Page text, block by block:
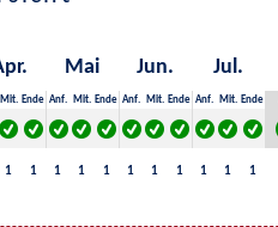
Mai Jun. Jul.
Mit. Ende Anf. Mit. Ende Anf. Mit. Ende Anf. Mit. Ende
1 1 1 1 1 1 1 1 1 1 1